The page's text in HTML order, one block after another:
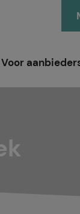
Voor